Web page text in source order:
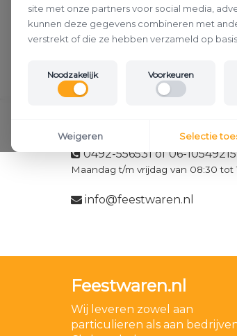
0492-556531 of 06-10549215
Maandag t/m vrijdag van 08:30 tot
info@feestwaren.nl
Feestwaren.nl
Wij leveren zowel aan
particulieren als aan
site met onze partners voor social media,
kunnen deze gegevens combineren met
verstrekt of die ze hebben verzameld op
Noodzakelijk Voorkeuren
Weigeren Selectie